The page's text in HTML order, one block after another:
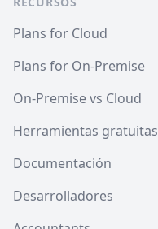
Plans for Cloud
Plans for On-Premise
On-Premise vs Cloud
Herramientas gratuitas
Documentación
Desarrolladores